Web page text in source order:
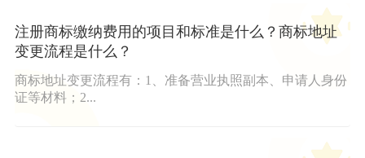
注册商标缴纳费用的项目和标准是什么？商标地址
变更流程是什么？
商标地址变更流程有：1、准备营业执照副本、申请人身份
证等材料；2...